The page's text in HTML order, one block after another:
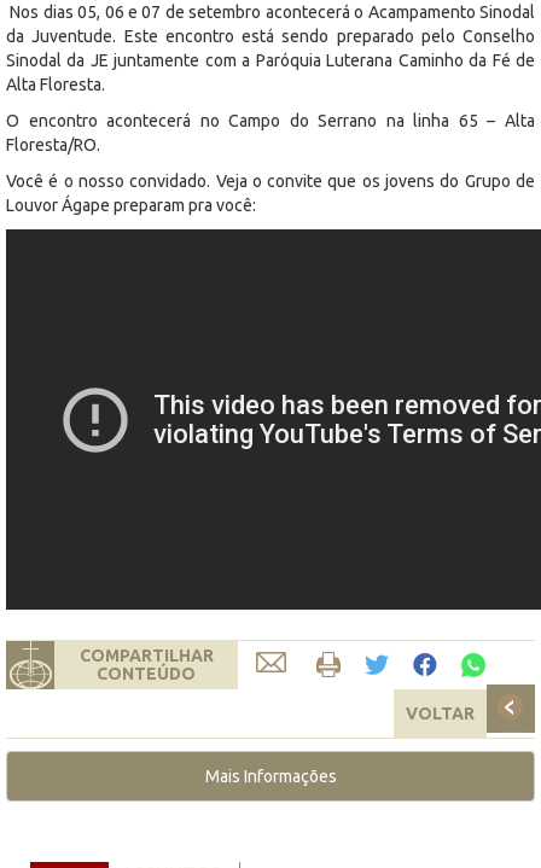
Nos dias 05, 06 e 07 de setembro acontecerá o Acampamento Sinodal
da Juventude. Este encontro está sendo preparado pelo Conselho
Sinodal da JE juntamente com a Paróquia Luterana Caminho da Fé de
Alta Floresta.
O encontro acontecerá no Campo do Serrano na linha 65 – Alta
Floresta/RO.
Você é o nosso convidado. Veja o convite que os jovens do Grupo de
Louvor Ágape preparam pra você:
COMPARTILHAR
CONTEÚDO
VOLTAR
Mais Informações